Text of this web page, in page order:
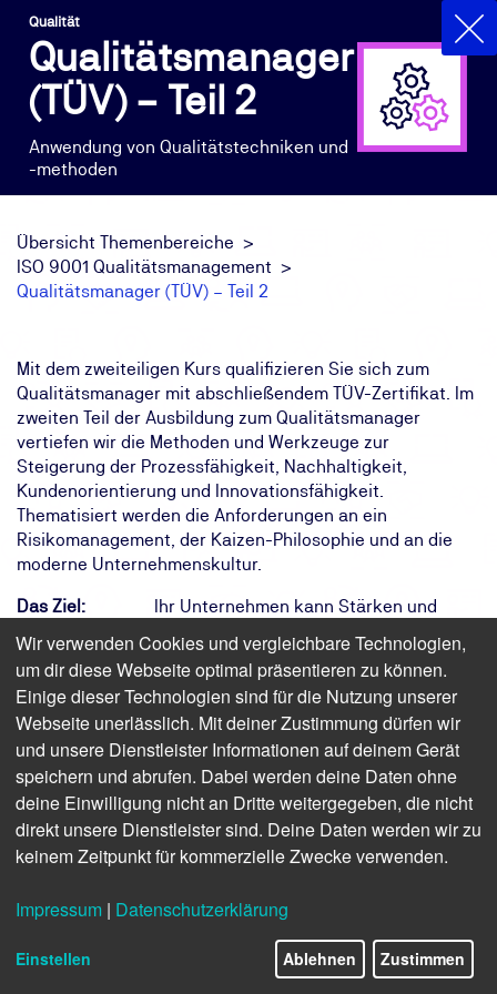
Qualität
Qualitätsmanager
(TÜV) – Teil 2
Anwendung von Qualitätstechniken und
-methoden
Übersicht Themenbereiche
ISO 9001 Qualitätsmanagement
Qualitätsmanager (TÜV) – Teil 2
Mit dem zweiteiligen Kurs qualifizieren Sie sich zum
Qualitätsmanager mit abschließendem TÜV-Zertifikat. Im
zweiten Teil der Ausbildung zum Qualitätsmanager
vertiefen wir die Methoden und Werkzeuge zur
Steigerung der Prozessfähigkeit, Nachhaltigkeit,
Kundenorientierung und Innovationsfähigkeit.
Thematisiert werden die Anforderungen an ein
Risikomanagement, der Kaizen-Philosophie und an die
moderne Unternehmenskultur.
Das Ziel:
Ihr Unternehmen kann Stärken und
Maßnahmen ableiten
Das Ergebnis:
Sie können Verbesserungspotenziale
systematisch ermitteln und
Qualitätswerkzeuge einsetzen
Ihr Weg:
Der dreitägige Teil 2 qualifiziert
zusammen mit Teil 1 für die
Abschlussprüfung mit TÜV-Zertifikat
Qualitätsmanager (TÜV) – Teil 2
Anwendung von Qualitätstechniken und -
Wir verwenden Cookies und vergleichbare Technologien,
um dir diese Webseite optimal präsentieren zu können.
Einige dieser Technologien sind für die Nutzung unserer
Webseite unerlässlich. Mit deiner Zustimmung dürfen wir
und unsere Dienstleister Informationen auf deinem Gerät
speichern und abrufen. Dabei werden deine Daten ohne
deine Einwilligung nicht an Dritte weitergegeben, die nicht
direkt unsere Dienstleister sind. Deine Daten werden wir zu
keinem Zeitpunkt für kommerzielle Zwecke verwenden.
Impressum | Datenschutzerklärung
Einstellen Ablehnen Zustimmen